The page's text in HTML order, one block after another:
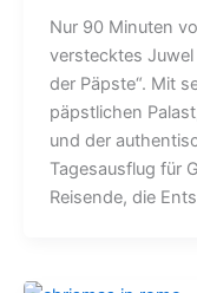
Nur 90 Minuten
verstecktes
der Päpste“. Mit
päpstlichen
und der
Tagesausflug für
Reisende, die